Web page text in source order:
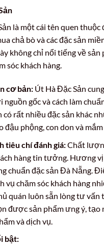
là một cái tên quen
chả bò và các đặc sản
không chỉ nổi tiếng về sản
sóc khách hàng.
cơ bản:Út Hà Đặc Sản
gốc và cách làm
có rất nhiều đặc sản khác
đậu phộng, con don và
tiêu chí đánh giá:Chất
hàng tin tưởng. Hương
chuẩn đặc sản Đà Nẵng.
vụ chăm sóc khách hàng
quán luôn sẵn lòng tư vấn
được sản phẩm ưng ý, tạo
và dịch vụ.
bật: